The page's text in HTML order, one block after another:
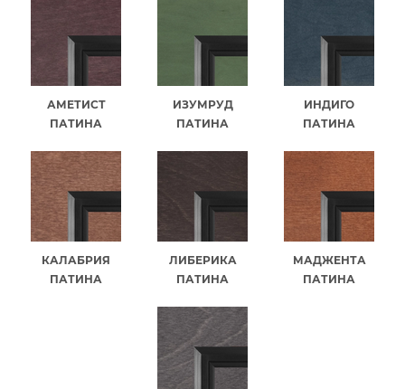
АМЕТИСТ
ПАТИНА
ИЗУМРУД
ПАТИНА
ИНДИГО
ПАТИНА
КАЛАБРИЯ
ПАТИНА
ЛИБЕРИКА
ПАТИНА
МАДЖЕНТА
ПАТИНА